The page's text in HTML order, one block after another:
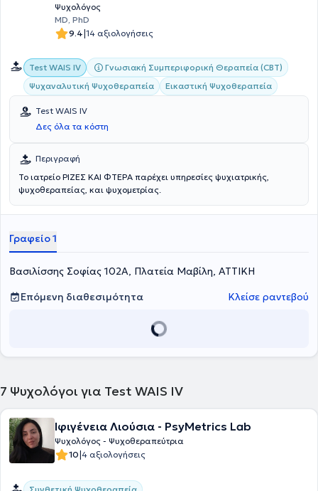
Ψυχολόγος
MD, PhD
9.4|14 αξιολογήσεις
Test WAIS IV
Γνωσιακή Συμπεριφορική Θεραπεία (CBT)
Ψυχαναλυτική Ψυχοθεραπεία
Εικαστική Ψυχοθεραπεία
Test WAIS IV
Δες όλα τα κόστη
Περιγραφή
Το ιατρείο ΡΙΖΕΣ ΚΑΙ ΦΤΕΡΑ παρέχει υπηρεσίες ψυχιατρικής,
ψυχοθεραπείας, και ψυχομετρίας.
Γραφείο 1
Βασιλίσσης Σοφίας 102Α, Πλατεία Μαβίλη, ΑΤΤΙΚΗ
Επόμενη διαθεσιμότητα
Κλείσε ραντεβού
7 Ψυχολόγοι για Test WAIS IV
Ιφιγένεια Λιούσια - PsyMetrics Lab
Ψυχολόγος - Ψυχοθεραπεύτρια
10|4 αξιολογήσεις